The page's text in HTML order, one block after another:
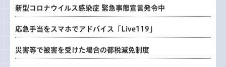
新型コロナウイルス感染症 緊急事態宣言発令中
応急手当をスマホでアドバイス「Live119」
災害等で被害を受けた場合の都税減免制度